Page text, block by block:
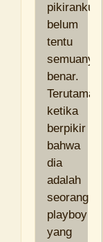
pikiranku
belum
tentu
semuanya
benar.
Terutama
ketika
berpikir
bahwa
dia
adalah
seorang
playboy
yang